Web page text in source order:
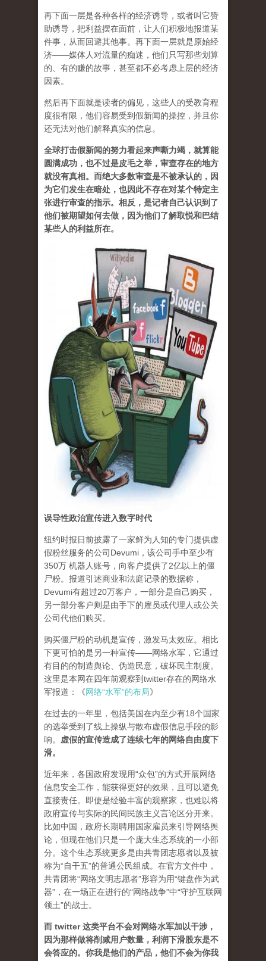
再下面一层是各种各样的经济诱导，或者叫它赞
助诱导，把利益摆在面前，让人们积极地报道某
件事，从而回避其他事。再下面一层就是原始经
济——媒体人对流量的痴迷，他们只写那些划算
的、有的赚的故事，甚至都不必考虑上层的经济
因素。
然后再下面就是读者的偏见，这些人的受教育程
度很有限，他们容易受到假新闻的操控，并且你
还无法对他们解释真实的信息。
全球打击假新闻的努力看起来声嘶力竭，就算能
圆满成功，也不过是皮毛之举，审查存在的地方
就没有真相。而绝大多数审查是不被承认的，因
为它们发生在暗处，也因此不存在对某个特定主
张进行审查的指示。相反，是记者自己认识到了
他们被期望如何去做，因为他们了解取悦和巴结
某些人的利益所在。
误导性政治宣传进入数字时代
纽约时报日前披露了一家鲜为人知的专门提供虚
假粉丝服务的公司Devumi，该公司手中至少有
350万 机器人账号，向客户提供了2亿以上的僵
尸粉。报道引述商业和法庭记录的数据称，
Devumi有超过20万客户，一部分是自己购买，
另一部分客户则是由手下的雇员或代理人或公关
公司代他们购买。
购买僵尸粉的动机是宣传，激发马太效应。相比
下更可怕的是另一种宣传——网络水军，它通过
有目的的制造舆论、伪造民意，破坏民主制度。
这里是本网在四年前观察到twitter存在的网络水
军报道：《网络“水军”的布局》
在过去的一年里，包括美国在内至少有18个国家
的选举受到了线上操纵与散布虚假信息手段的影
响。 虚假的宣传造成了连续七年的网络自由度下
滑。
近年来，各国政府发现用“众包”的方式开展网络
信息安全工作，能获得更好的效果，且可以避免
直接责任。即使是经验丰富的观察家，也难以将
政府宣传与实际的民间民族主义言论区分开来。
比如中国，政府长期聘用国家雇员来引导网络舆
论，但现在他们只是一个庞大生态系统的一小部
分。这个生态系统更多是由共青团志愿者以及被
称为“自干五”的普通公民组成。在官方文件中，
共青团将“网络文明志愿者”形容为用“键盘作为武
器”，在一场正在进行的“网络战争”中“守护互联网
领土”的战士。
而 twitter 这类平台不会对网络水军加以干涉，
因为那样做将削减用户数量，利润下滑股东是不
会答应的。你我是他们的产品，他们不会为你我